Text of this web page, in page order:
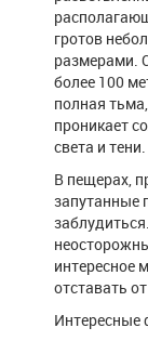
гротов
размерами.
более 100
полная
проникает
света и тени.
В пещерах,
запутанные
интересное
отставать от
Интересные